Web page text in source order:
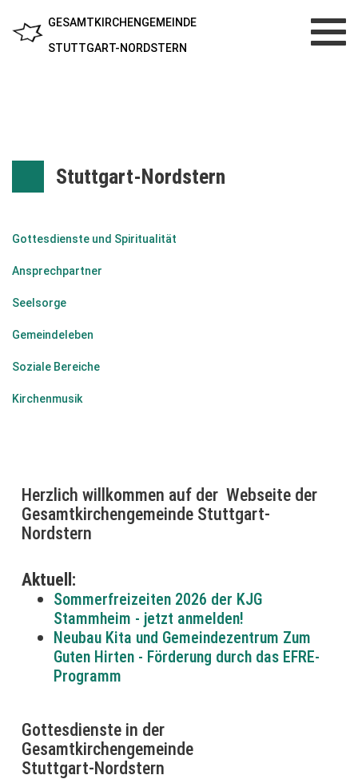
GESAMTKIRCHENGEMEINDE
STUTTGART-NORDSTERN
Stuttgart-Nordstern
Gottesdienste und Spiritualität
Ansprechpartner
Seelsorge
Gemeindeleben
Soziale Bereiche
Kirchenmusik
Herzlich willkommen auf der Webseite der
Gesamtkirchengemeinde Stuttgart-
Nordstern
Aktuell:
Sommerfreizeiten 2026 der KJG
Stammheim - jetzt anmelden!
Neubau Kita und Gemeindezentrum Zum
Guten Hirten - Förderung durch das EFRE-
Programm
Gottesdienste in der
Gesamtkirchengemeinde
Stuttgart-Nordstern